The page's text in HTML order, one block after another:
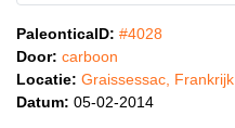
PaleonticaID: #4028
Door: carboon
Locatie: Graissessac, Frankrijk
Datum: 05-02-2014